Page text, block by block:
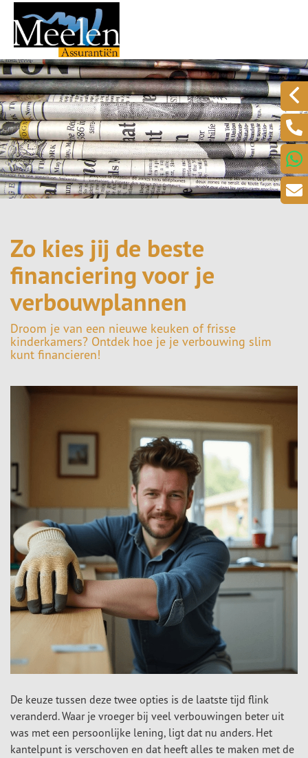
Zo kies jij de beste
financiering voor je
verbouwplannen
Droom je van een nieuwe keuken of frisse
kinderkamers? Ontdek hoe je je verbouwing slim
kunt financieren!
De keuze tussen deze twee opties is de laatste tijd flink
veranderd. Waar je vroeger bij veel verbouwingen beter uit
was met een persoonlijke lening, ligt dat nu anders. Het
kantelpunt is verschoven en dat heeft alles te maken met de